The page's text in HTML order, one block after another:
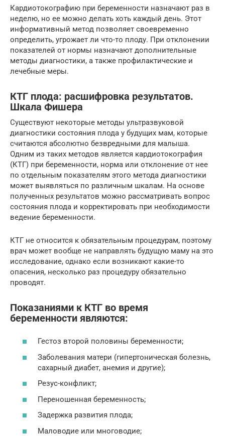
Кардиотокографию при беременности назначают раз в
неделю, но ее можно делать хоть каждый день. Этот
информативный метод позволяет своевременно
определить, угрожает ли что-то плоду. При отклонении
показателей от нормы назначают дополнительные
методы диагностики, а также профилактические и
лечебные меры.
КТГ плода: расшифровка результатов.
Шкала Фишера
Существуют некоторые методы ультразвуковой
диагностики состояния плода у будущих мам, которые
считаются абсолютно безвредными для малыша.
Одним из таких методов является кардиотокография
(КТГ) при беременности, норма или отклонение от нее
по отдельным показателям этого метода диагностики
может выявляться по различным шкалам. На основе
полученных результатов можно рассматривать вопрос
состояния плода и корректировать при необходимости
ведение беременности.
КТГ не относится к обязательным процедурам, поэтому
врач может вообще не направлять будущую маму на это
исследование, однако если возникают какие-то
опасения, несколько раз процедуру обязательно
проводят.
Показаниями к КТГ во время
беременности являются:
Гестоз второй половины беременности;
Заболевания матери (гипертоническая болезнь,
сахарный диабет, анемия и другие);
Резус-конфликт;
Переношенная беременность;
Задержка развития плода;
Маловодие или многоводие;